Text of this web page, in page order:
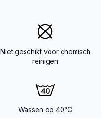
Niet geschikt voor chemisch
reinigen
Wassen op 40°C